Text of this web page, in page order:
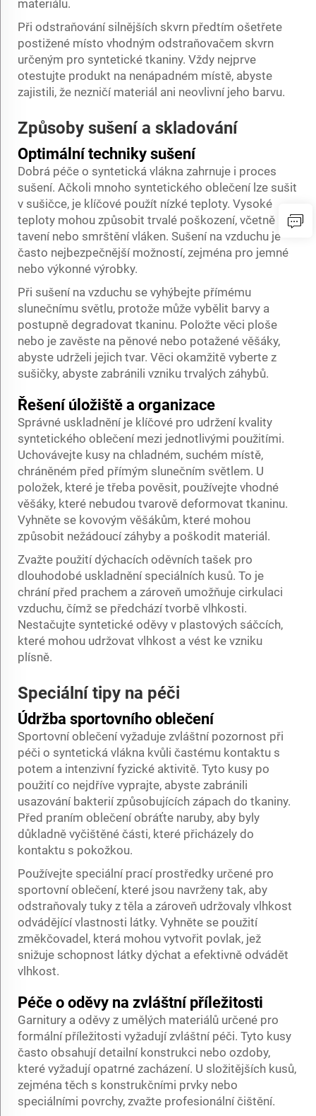
materiálu.
Při odstraňování silnějších skvrn předtím ošetřete
postižené místo vhodným odstraňovačem skvrn
určeným pro syntetické tkaniny. Vždy nejprve
otestujte produkt na nenápadném místě, abyste
zajistili, že nezničí materiál ani neovlivní jeho barvu.
Způsoby sušení a skladování
Optimální techniky sušení
Dobrá péče o syntetická vlákna zahrnuje i proces
sušení. Ačkoli mnoho syntetického oblečení lze sušit
v sušičce, je klíčové použít nízké teploty. Vysoké
teploty mohou způsobit trvalé poškození, včetně
tavení nebo smrštění vláken. Sušení na vzduchu je
často nejbezpečnější možností, zejména pro jemné
nebo výkonné výrobky.
Při sušení na vzduchu se vyhýbejte přímému
slunečnímu světlu, protože může vybělit barvy a
postupně degradovat tkaninu. Položte věci ploše
nebo je zavěste na pěnové nebo potažené věšáky,
abyste udrželi jejich tvar. Věci okamžitě vyberte z
sušičky, abyste zabránili vzniku trvalých záhybů.
Řešení úložiště a organizace
Správné uskladnění je klíčové pro udržení kvality
syntetického oblečení mezi jednotlivými použitími.
Uchovávejte kusy na chladném, suchém místě,
chráněném před přímým slunečním světlem. U
položek, které je třeba pověsit, používejte vhodné
věšáky, které nebudou tvarově deformovat tkaninu.
Vyhněte se kovovým věšákům, které mohou
způsobit nežádoucí záhyby a poškodit materiál.
Zvažte použití dýchacích oděvních tašek pro
dlouhodobé uskladnění speciálních kusů. To je
chrání před prachem a zároveň umožňuje cirkulaci
vzduchu, čímž se předchází tvorbě vlhkosti.
Nestačujte syntetické oděvy v plastových sáčcích,
které mohou udržovat vlhkost a vést ke vzniku
plísně.
Speciální tipy na péči
Údržba sportovního oblečení
Sportovní oblečení vyžaduje zvláštní pozornost při
péči o syntetická vlákna kvůli častému kontaktu s
potem a intenzivní fyzické aktivitě. Tyto kusy po
použití co nejdříve vyprajte, abyste zabránili
usazování bakterií způsobujících zápach do tkaniny.
Před praním oblečení obráťte naruby, aby byly
důkladně vyčištěné části, které přicházely do
kontaktu s pokožkou.
Používejte speciální prací prostředky určené pro
sportovní oblečení, které jsou navrženy tak, aby
odstraňovaly tuky z těla a zároveň udržovaly vlhkost
odvádějící vlastnosti látky. Vyhněte se použití
změkčovadel, která mohou vytvořit povlak, jež
snižuje schopnost látky dýchat a efektivně odvádět
vlhkost.
Péče o oděvy na zvláštní příležitosti
Garnitury a oděvy z umělých materiálů určené pro
formální příležitosti vyžadují zvláštní péči. Tyto kusy
často obsahují detailní konstrukci nebo ozdoby,
které vyžadují opatrné zacházení. U složitějších kusů,
zejména těch s konstrukčními prvky nebo
speciálními povrchy, zvažte profesionální čištění.